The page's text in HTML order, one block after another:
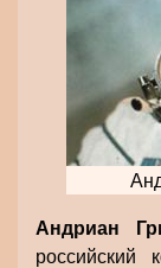
Андриан
российский